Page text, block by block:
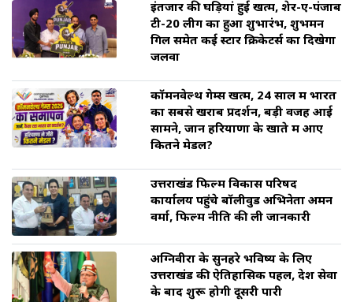
इंतजार की घड़ियां हुई खत्म, शेर-ए-पंजाब
टी-20 लीग का हुआ शुभारंभ, शुभमन
गिल समेत कई स्टार क्रिकेटर्स का दिखेगा
जलवा
कॉमनवेल्थ गेम्स खत्म, 24 साल में भारत
का सबसे खराब प्रदर्शन, बड़ी वजह आई
सामने, जानें हरियाणा के खाते में आए
कितने मेडल?
उत्तराखंड फिल्म विकास परिषद
कार्यालय पहुंचे बॉलीवुड अभिनेता अमन
वर्मा, फिल्म नीति की ली जानकारी
अग्निवीरों के सुनहरे भविष्य के लिए
उत्तराखंड की ऐतिहासिक पहल, देश सेवा
के बाद शुरू होगी दूसरी पारी